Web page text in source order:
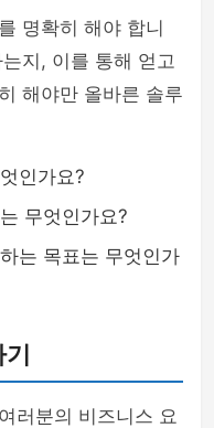
명확히 해야 합니
지, 이를 통해 얻고
해야만 올바른 솔루
인가요?
무엇인가요?
는 목표는 무엇인가
러분의 비즈니스 요